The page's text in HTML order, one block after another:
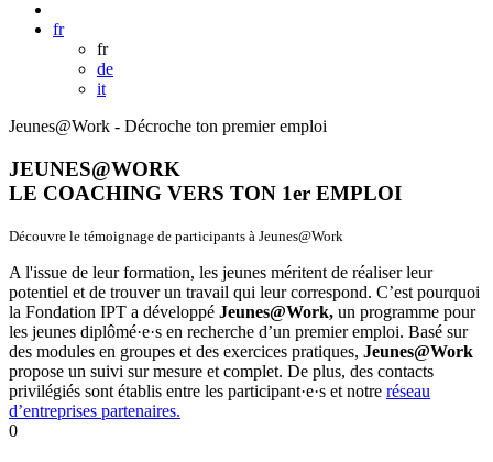
fr
fr
de
it
Jeunes@Work - Décroche ton premier emploi
JEUNES@WORK
LE COACHING VERS TON 1er EMPLOI
Découvre le témoignage de participants à Jeunes@Work
A l'issue de leur formation, les jeunes méritent de réaliser leur
potentiel et de trouver un travail qui leur correspond. C’est pourquoi
la Fondation IPT a développé Jeunes@Work, un programme pour
les jeunes diplômé·e·s en recherche d’un premier emploi. Basé sur
des modules en groupes et des exercices pratiques, Jeunes@Work
propose un suivi sur mesure et complet. De plus, des contacts
privilégiés sont établis entre les participant·e·s et notre réseau
d’entreprises partenaires.
0